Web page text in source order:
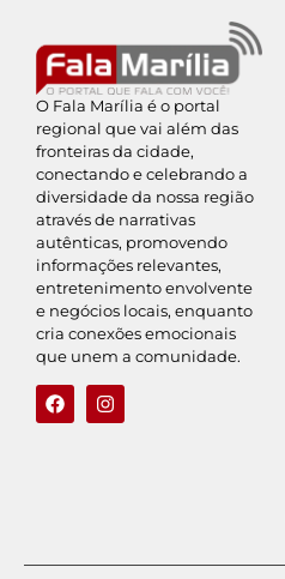
O Fala Marília é o portal
regional que vai além das
fronteiras da cidade,
conectando e celebrando a
diversidade da nossa região
através de narrativas
autênticas, promovendo
informações relevantes,
entretenimento envolvente
e negócios locais, enquanto
cria conexões emocionais
que unem a comunidade.